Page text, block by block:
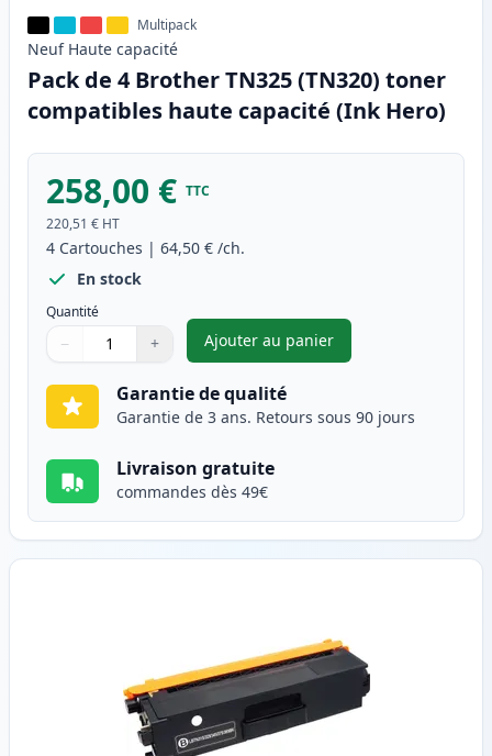
Multipack
Neuf Haute capacité
Pack de 4 Brother TN325 (TN320) toner
compatibles haute capacité (Ink Hero)
258,00 € TTC
220,51 € HT
4 Cartouches | 64,50 € /ch.
En stock
Quantité
Quantité
Utilisez les boutons pour ajuster
− +
Quantité
Ajouter au panier
,Pack de 4 Brother TN325
Garantie de qualité
Garantie de 3 ans. Retours sous 90 jours
Livraison gratuite
commandes dès 49€